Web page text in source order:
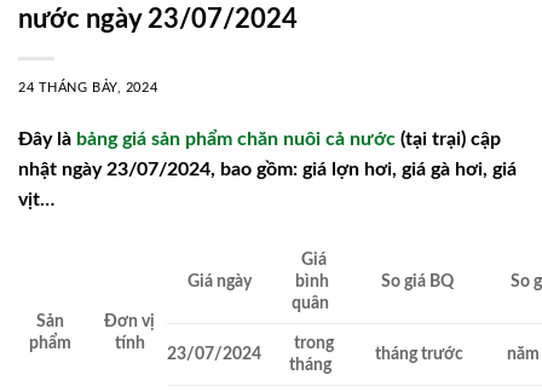
nước ngày 23/07/2024
24 THÁNG BẢY, 2024
Đây là bảng giá sản phẩm chăn nuôi cả nước (tại trại) cập
nhật ngày 23/07/2024, bao gồm: giá lợn hơi, giá gà hơi, giá
vịt…
Sản
phẩm
Đơn vị
tính
Giá ngày
Giá
bình
quân
So giá BQ So
23/07/2024
trong
tháng
tháng trước